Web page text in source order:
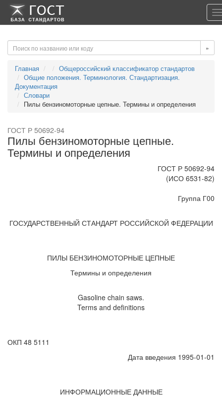
-->-->
»
Главная
Общероссийский классификатор стандартов
Общие положения. Терминология. Стандартизация.
Документация
Словари
Пилы бензиномоторные цепные. Термины и определения
ГОСТ Р 50692-94
Пилы бензиномоторные цепные.
Термины и определения
ГОСТ Р 50692-94
(ИСО 6531-82)
Группа Г00
ГОСУДАРСТВЕННЫЙ СТАНДАРТ РОССИЙСКОЙ ФЕДЕРАЦИИ
ПИЛЫ БЕНЗИНОМОТОРНЫЕ ЦЕПНЫЕ
Термины и определения
Gasoline chain saws.
Terms and definitions
ОКП 48 5111
Дата введения 1995-01-01
ИНФОРМАЦИОННЫЕ ДАННЫЕ